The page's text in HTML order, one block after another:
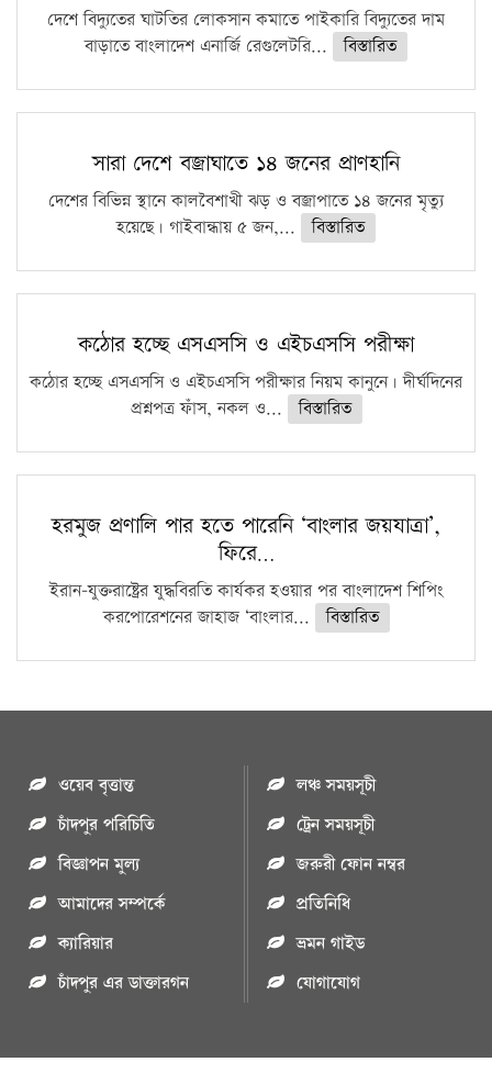
দেশে বিদ্যুতের ঘাটতির লোকসান কমাতে পাইকারি বিদ্যুতের দাম
বাড়াতে বাংলাদেশ এনার্জি রেগুলেটরি...
বিস্তারিত
সারা দেশে বজ্রাঘাতে ১৪ জনের প্রাণহানি
দেশের বিভিন্ন স্থানে কালবৈশাখী ঝড় ও বজ্রাপাতে ১৪ জনের মৃত্যু
হয়েছে। গাইবান্ধায় ৫ জন,...
বিস্তারিত
কঠোর হচ্ছে এসএসসি ও এইচএসসি পরীক্ষা
কঠোর হচ্ছে এসএসসি ও এইচএসসি পরীক্ষার নিয়ম কানুনে। দীর্ঘদিনের
প্রশ্নপত্র ফাঁস, নকল ও...
বিস্তারিত
হরমুজ প্রণালি পার হতে পারেনি ‘বাংলার জয়যাত্রা’,
ফিরে…
ইরান-যুক্তরাষ্ট্রের যুদ্ধবিরতি কার্যকর হওয়ার পর বাংলাদেশ শিপিং
করপোরেশনের জাহাজ ‘বাংলার...
বিস্তারিত
ওয়েব বৃত্তান্ত
চাঁদপুর পরিচিতি
বিজ্ঞাপন মুল্য
আমাদের সম্পর্কে
ক্যারিয়ার
চাঁদপুর এর ডাক্তারগন
লঞ্চ সময়সূচী
ট্রেন সময়সূচী
জরুরী ফোন নম্বর
প্রতিনিধি
ভ্রমন গাইড
যোগাযোগ